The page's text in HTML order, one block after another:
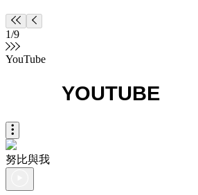
有什麼不滿足的(?) 噢不_還是有很多不滿
足...
1/9
YouTube
YOUTUBE
努比與我